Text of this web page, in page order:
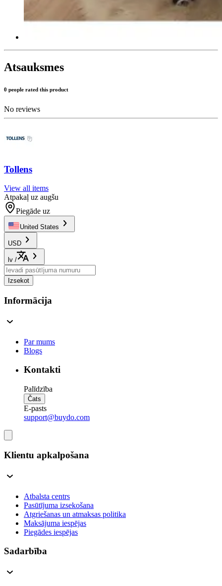
Atsauksmes
0 people rated this product
No reviews
Tollens
View all items
Atpakaļ uz augšu
Piegāde uz
United States
USD
lv /
Izsekot
Informācija
Par mums
Blogs
Kontakti
Palīdzība
Čats
E-pasts
support@buydo.com
Klientu apkalpošana
Atbalsta centrs
Pasūtījuma izsekošana
Atgriešanas un atmaksas politika
Maksājuma iespējas
Piegādes iespējas
Sadarbība